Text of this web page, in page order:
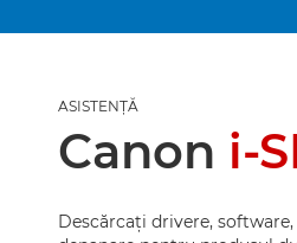
ASISTENŢĂ
Canon i-
Descărcaţi drivere,